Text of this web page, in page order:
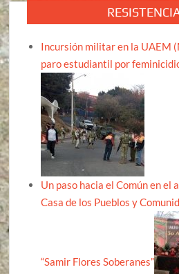
Incursión militar en la UAEM
paro estudiantil por
Un paso hacia el Común en el
Casa de los Pueblos y
“Samir Flores Soberanes”